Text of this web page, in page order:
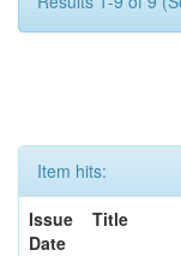
Item hits:
Issue
Date
Title